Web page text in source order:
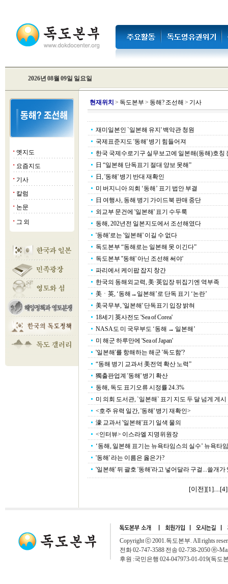
2026년 08월 09일 일요일
■ 옛지도
■ 요즘지도
■ 기사
■ 칼럼
■ 논문
■ 그 외
현재위치 > 독도본부 > 동해? 조선해 > 기사
재미일본인 `일본해 유지' 백악관 청원
국제표준지도 '동해' 병기 힘들어져
한국 국제수로기구 실무보고에 일본해(동해)호칭
日 “일본해 단독표기 절대 양보 못해”
日, '동해' 병기 반대 재확인
미 버지니아 의회 ‘동해’ 표기 법안 부결
日 여행사, 동해 병기 가이드북 판매 중단
외교부 문건에 '일본해' 표기 수두룩
동해, 202년전 일본지도에서 조선해였다
'동해'로는 '일본해' 이길 수 없다
독도본부 “동해로는 일본해 못 이긴다”
독도본부 ''동해' 아닌 조선해 써야'
파리에서 케이팝 잡지 창간
한국의 동해외교력, 美·英입장 뒤집기엔 역부족
美ㆍ英, ‘동해→일본해’로 단독 표기 ‘논란’
美국무부, '일본해' 단독표기 입장 밝혀
18세기 英사전도 'Sea of Corea'
NASA도 미 국무부도 ‘동해 → 일본해’
미 해군 하루만에 'Sea of Japan'
'일본해'를 항해하는 해군 '독도함'?
“동해 병기 교과서 美전역 확산 노력”
獨출판업계 '동해' 병기 확산
동해, 독도 표기오류 시정률 24.3%
미 의회 도서관, `일본해` 표기 지도 두 달 넘게 게시
<호주 유력 일간, '동해' 병기 재확인>
濠 교과서 '일본해'표기 일색 물의
<인터뷰> 이스라엘 지명위원장
‘동해, 일본해 표기는 뉴욕타임스의 실수’ 뉴욕타
'동해' 라는 이름은 옳은가?
'일본해' 뒤 괄호 '동해'라고 넣어달라 구걸...쓸개가
[이전][1]....[4
Copyright ⓒ 2001.독도본부. All rights
전화 02-747-3588 전송 02-738-2050 ⓔ-
후원 :국민은행 024-047973-01-019(독도